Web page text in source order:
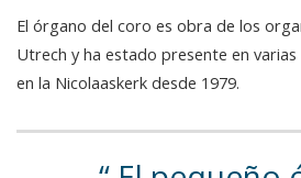
El órgano del coro es obra de los
Utrech y ha estado presente en varias
en la Nicolaaskerk desde 1979.